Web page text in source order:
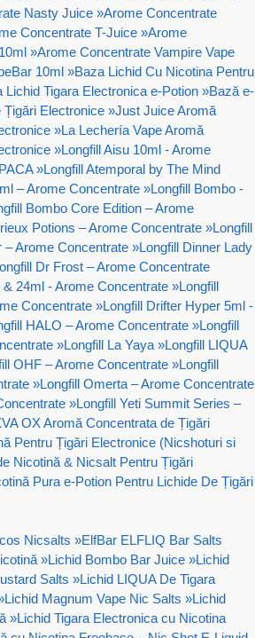
Nasty Juice »Arome Concentrate
Concentrate T-Juice »Arome
»Arome Concentrate Vampire Vape
10ml »Baza Lichid Cu Nicotina Pentru
Lichid Tigara Electronica e-Potion »Bază e-
Țigări Electronice »Just Juice Aromă
»La Lechería Vape Aromă
»Longfill Aisu 10ml - Arome
»Longfill Atemporal by The Mind
– Arome Concentrate »Longfill Bombo -
Bombo Core Edition – Arome
Potions – Arome Concentrate »Longfill
Arome Concentrate »Longfill Dinner Lady
Dr Frost – Arome Concentrate
24ml - Arome Concentrate »Longfill
Concentrate »Longfill Drifter Hyper 5ml -
HALO – Arome Concentrate »Longfill
»Longfill La Yaya »Longfill LIQUA
OHF – Arome Concentrate »Longfill
»Longfill Omerta – Arome Concentrate
»Longfill Yeti Summit Series –
OX Aromă Concentrata de Țigări
Pentru Țigări Electronice (Nicshoturi si
Nicotină & Nicsalt Pentru Țigări
Pura e-Potion Pentru Lichide De Țigări
Nicsalts »ElfBar ELFLIQ Bar Salts
»Lichid Bombo Bar Juice »Lichid
Salts »Lichid LIQUA De Tigara
Lichid Magnum Vape Nic Salts »Lichid
»Lichid Tigara Electronica cu Nicotina